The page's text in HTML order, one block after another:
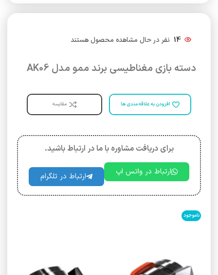
14 نفر در حال مشاهده محصول هستند
دسته بازی مغناطیسی برند ممو مدل AK06
افزودن به علاقه مندی ها مقایسه
برای دریافت مشاوره با ما در ارتباط باشید.
ارتباط در واتس اپ ارتباط در تلگرام
ناموجود